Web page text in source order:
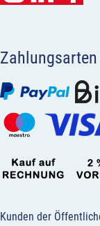
Zahlungsarten
Kunden der